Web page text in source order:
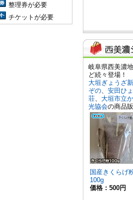
整理券が必要
チケットが必要